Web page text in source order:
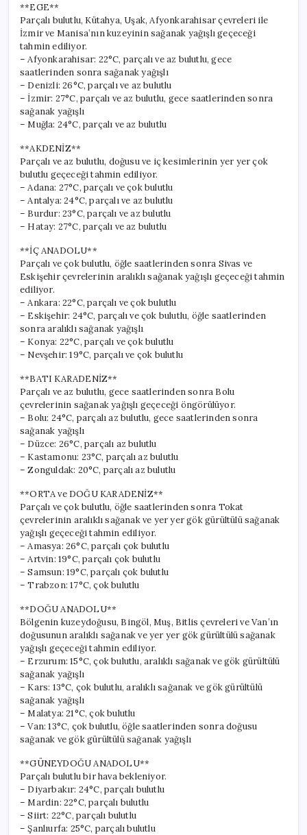
**EGE**
Parçalı bulutlu, Kütahya, Uşak, Afyonkarahisar çevreleri ile
İzmir ve Manisa’nın kuzeyinin sağanak yağışlı geçeceği
tahmin ediliyor.
– Afyonkarahisar: 22°C, parçalı ve az bulutlu, gece
saatlerinden sonra sağanak yağışlı
– Denizli: 26°C, parçalı ve az bulutlu
– İzmir: 27°C, parçalı ve az bulutlu, gece saatlerinden sonra
sağanak yağışlı
– Muğla: 24°C, parçalı ve az bulutlu
**AKDENİZ**
Parçalı ve az bulutlu, doğusu ve iç kesimlerinin yer yer çok
bulutlu geçeceği tahmin ediliyor.
– Adana: 27°C, parçalı ve çok bulutlu
– Antalya: 24°C, parçalı ve az bulutlu
– Burdur: 23°C, parçalı ve az bulutlu
– Hatay: 27°C, parçalı ve az bulutlu
**İÇ ANADOLU**
Parçalı ve çok bulutlu, öğle saatlerinden sonra Sivas ve
Eskişehir çevrelerinin aralıklı sağanak yağışlı geçeceği tahmin
ediliyor.
– Ankara: 22°C, parçalı ve çok bulutlu
– Eskişehir: 24°C, parçalı ve çok bulutlu, öğle saatlerinden
sonra aralıklı sağanak yağışlı
– Konya: 22°C, parçalı ve çok bulutlu
– Nevşehir: 19°C, parçalı ve çok bulutlu
**BATI KARADENİZ**
Parçalı ve az bulutlu, gece saatlerinden sonra Bolu
çevrelerinin sağanak yağışlı geçeceği öngörülüyor.
– Bolu: 24°C, parçalı az bulutlu, gece saatlerinden sonra
sağanak yağışlı
– Düzce: 26°C, parçalı az bulutlu
– Kastamonu: 23°C, parçalı az bulutlu
– Zonguldak: 20°C, parçalı az bulutlu
**ORTA ve DOĞU KARADENİZ**
Parçalı ve çok bulutlu, öğle saatlerinden sonra Tokat
çevrelerinin aralıklı sağanak ve yer yer gök gürültülü sağanak
yağışlı geçeceği tahmin ediliyor.
– Amasya: 26°C, parçalı çok bulutlu
– Artvin: 19°C, parçalı çok bulutlu
– Samsun: 19°C, parçalı çok bulutlu
– Trabzon: 17°C, çok bulutlu
**DOĞU ANADOLU**
Bölgenin kuzeydoğusu, Bingöl, Muş, Bitlis çevreleri ve Van’ın
doğusunun aralıklı sağanak ve yer yer gök gürültülü sağanak
yağışlı geçeceği tahmin ediliyor.
– Erzurum: 15°C, çok bulutlu, aralıklı sağanak ve gök gürültülü
sağanak yağışlı
– Kars: 13°C, çok bulutlu, aralıklı sağanak ve gök gürültülü
sağanak yağışlı
– Malatya: 21°C, çok bulutlu
– Van: 13°C, çok bulutlu, öğle saatlerinden sonra doğusu
sağanak ve gök gürültülü sağanak yağışlı
**GÜNEYDOĞU ANADOLU**
Parçalı bulutlu bir hava bekleniyor.
– Diyarbakır: 24°C, parçalı bulutlu
– Mardin: 22°C, parçalı bulutlu
– Siirt: 22°C, parçalı bulutlu
– Şanlıurfa: 25°C, parçalı bulutlu